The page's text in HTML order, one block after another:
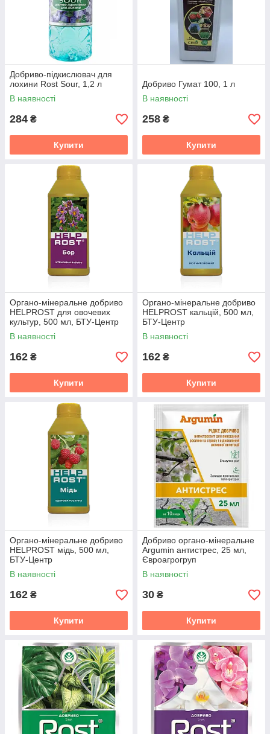
Добриво-підкислювач для
лохини Rost Sour, 1,2 л
В наявності
284 ₴
Купити
Добриво Гумат 100, 1 л
В наявності
258 ₴
Купити
Органо-мінеральне добриво
HELPROST для овочевих
культур, 500 мл, БТУ-Центр
В наявності
162 ₴
Купити
Органо-мінеральне добриво
HELPROST кальцій, 500 мл,
БТУ-Центр
В наявності
162 ₴
Купити
Органо-мінеральне добриво
HELPROST мідь, 500 мл,
БТУ-Центр
В наявності
162 ₴
Купити
Добриво органо-мінеральне
Argumin антистрес, 25 мл,
Євроагрогруп
В наявності
30 ₴
Купити